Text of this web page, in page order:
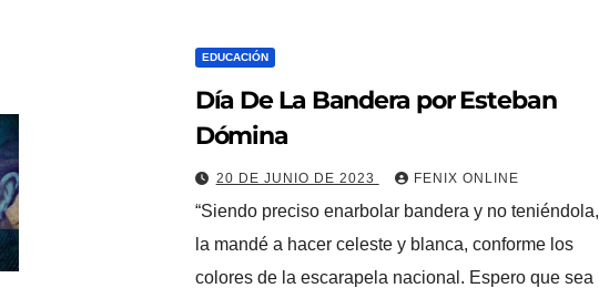
EDUCACIÓN
Día De La Bandera por Esteban
Dómina
20 DE JUNIO DE 2023 FENIX ONLINE
“Siendo preciso enarbolar bandera y no teniéndola,
la mandé a hacer celeste y blanca, conforme los
colores de la escarapela nacional. Espero que sea